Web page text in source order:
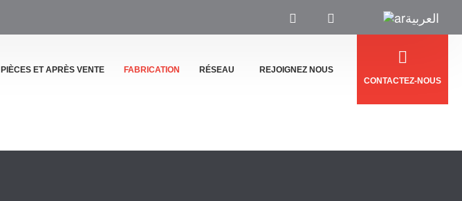
العربية
PIÈCES ET APRÈS VENTE FABRICATION RÉSEAU
REJOIGNEZ NOUS
CONTACTEZ-NOUS